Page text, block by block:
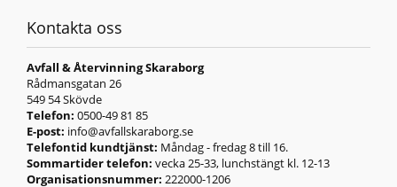
Kontakta oss
Avfall & Återvinning Skaraborg
Rådmansgatan 26
549 54 Skövde
Telefon: 0500-49 81 85
E-post: info@avfallskaraborg.se
Telefontid kundtjänst: Måndag - fredag 8 till 16.
Sommartider telefon: vecka 25-33, lunchstängt kl. 12-13
Organisationsnummer: 222000-1206